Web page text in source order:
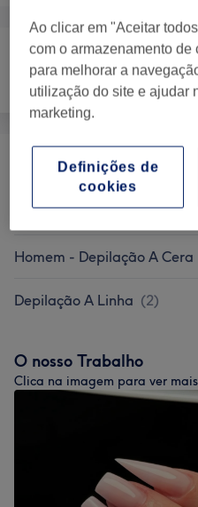
Depilação
Tratamentos Faciais (
Mulher - Depilação Facial
Homem - Depilação A Cera
Depilação A Linha (2)
O nosso Trabalho
Clica na imagem para ver
Ao clicar em "Aceitar
com o armazenamento
para melhorar a
utilização do site e ajudar
marketing.
Definições de
cookies